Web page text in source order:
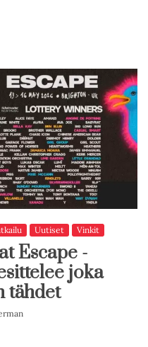
Uutiset Vinkit
Escape -
joka
tähdet